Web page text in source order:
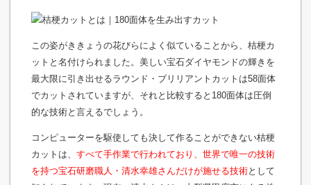
この姿がききょうの花びらによく似ていることから、桔梗カ
ットと名付けられました。美しい宝石ダイヤモンドの輝きを
最大限に引き出せるラウンド・ブリリアントカットは58面体
でカットされていますが、それと比較すると180面体は圧倒
的な技術と言えるでしょう。
コンピューターを駆使しても決して作ることができない桔梗
カットは、 すべて手作業で行われており、世界で唯一の技術
を持つ宝石研磨職人・清水幸雄さんだけが施せる技術として